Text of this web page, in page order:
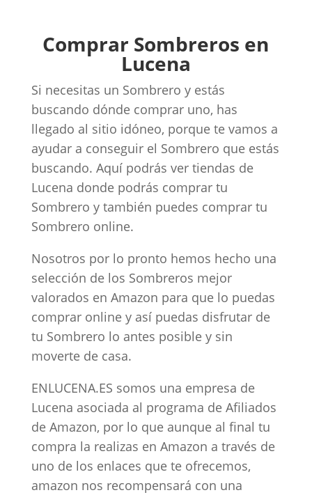
Comprar Sombreros en
Lucena
Si necesitas un Sombrero y estás
buscando dónde comprar uno, has
llegado al sitio idóneo, porque te vamos a
ayudar a conseguir el Sombrero que estás
buscando. Aquí podrás ver tiendas de
Lucena donde podrás comprar tu
Sombrero y también puedes comprar tu
Sombrero online.
Nosotros por lo pronto hemos hecho una
selección de los Sombreros mejor
valorados en Amazon para que lo puedas
comprar online y así puedas disfrutar de
tu Sombrero lo antes posible y sin
moverte de casa.
ENLUCENA.ES somos una empresa de
Lucena asociada al programa de Afiliados
de Amazon, por lo que aunque al final tu
compra la realizas en Amazon a través de
uno de los enlaces que te ofrecemos,
amazon nos recompensará con una